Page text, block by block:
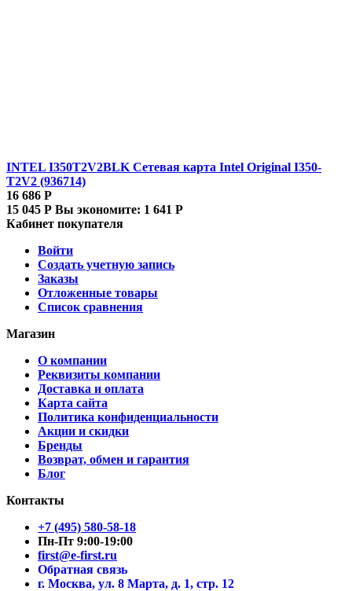
INTEL I350T2V2BLK Сетевая карта Intel Original I350-
T2V2 (936714)
16 686 Р
15 045 Р Вы экономите: 1 641 Р
Кабинет покупателя
Войти
Создать учетную запись
Заказы
Отложенные товары
Список сравнения
Магазин
О компании
Реквизиты компании
Доставка и оплата
Карта сайта
Политика конфиденциальности
Акции и скидки
Бренды
Возврат, обмен и гарантия
Блог
Контакты
+7 (495) 580-58-18
Пн-Пт 9:00-19:00
first@e-first.ru
Обратная связь
г. Москва, ул. 8 Марта, д. 1, стр. 12